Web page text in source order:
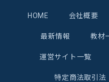
HOME 会社概要
最新情報 教材
運営サイト一覧
特定商法取引法